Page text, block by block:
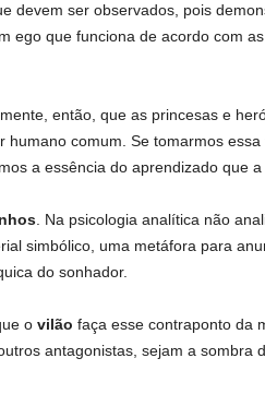
devem ser observados, pois
ego que funciona de acordo com
então, que as princesas e
humano comum. Se tomarmos
a essência do aprendizado que a
. Na psicologia analítica não
simbólico, uma metáfora para
do sonhador.
o vilão faça esse contraponto da
antagonistas, sejam a sombra